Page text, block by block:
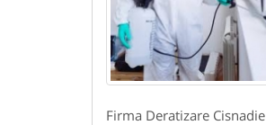
Firma Deratizare Cisnadie